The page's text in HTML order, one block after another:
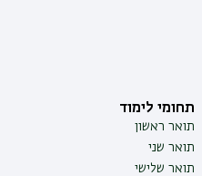
תחומי לימוד
תואר ראשון
תואר שני
תואר שלישי